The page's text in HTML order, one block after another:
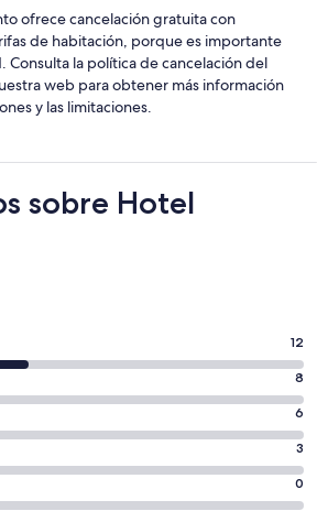
ofrece cancelación gratuita con
de habitación, porque es importante
la política de cancelación del
web para obtener más información
y las limitaciones.
sobre Hotel
12
8
6
3
0